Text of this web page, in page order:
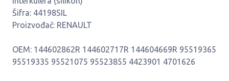
Šifra: 44198SIL
Proizvođač: RENAULT
OEM: 144602862R 144602717R 144604669R 95519365
95519335 95521075 95523855 4423901 4701626